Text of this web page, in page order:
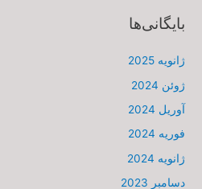
بایگانی‌ها
ژانویه 2025
ژوئن 2024
آوریل 2024
فوریه 2024
ژانویه 2024
دسامبر 2023